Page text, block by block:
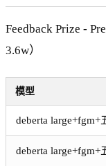
Feedback Prize -
3.6w）
模型
deberta large+fgm+
deberta large+fgm+